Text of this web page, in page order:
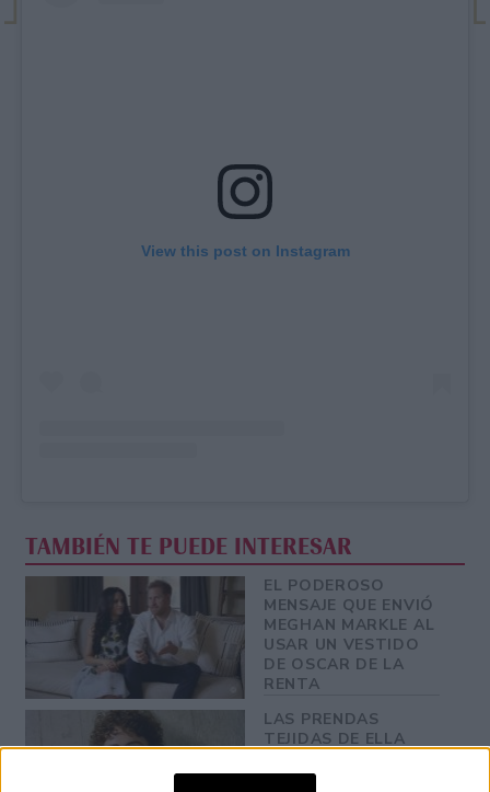
View this post on Instagram
TAMBIÉN TE PUEDE INTERESAR
EL PODEROSO
MENSAJE QUE ENVIÓ
MEGHAN MARKLE AL
USAR UN VESTIDO
DE OSCAR DE LA
RENTA
LAS PRENDAS
TEJIDAS DE ELLA
AGOTARON EN